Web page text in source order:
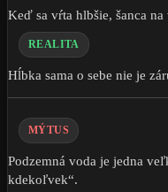
Keď sa vŕta hlbšie, šanca
REALITA
Hĺbka sama o sebe nie je
MÝTUS
Podzemná voda je jedna
kdekoľvek“.